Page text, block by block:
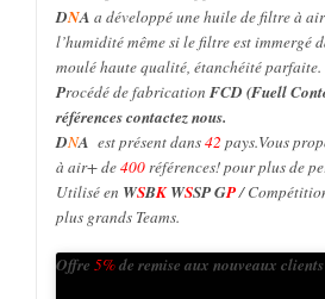
DNA a développé une huile de filtre à
l’humidité même si le filtre est immergé
moulé haute qualité, étanchéité parfaite.
Procédé de fabrication FCD (Fuell
références contactez nous.
DNA est présent dans42 pays.Vous
à air+ de400références! pour plus de
Utilisé en WSBKWSSP GP/
plus grands Teams.
Offre 5%de remise aux nouveaux